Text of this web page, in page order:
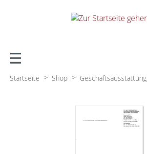
Startseite > Shop > Geschäftsausstattung
Bildergalerie überspringen